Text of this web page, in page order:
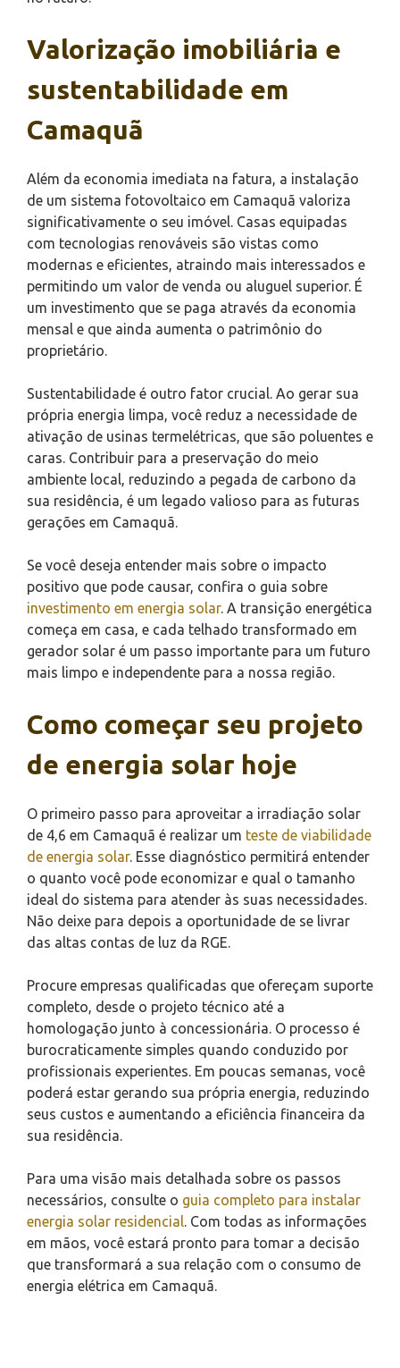
Valorização imobiliária e
sustentabilidade em
Camaquã
Além da economia imediata na fatura, a instalação
de um sistema fotovoltaico em Camaquã valoriza
significativamente o seu imóvel. Casas equipadas
com tecnologias renováveis são vistas como
modernas e eficientes, atraindo mais interessados e
permitindo um valor de venda ou aluguel superior. É
um investimento que se paga através da economia
mensal e que ainda aumenta o patrimônio do
proprietário.
Sustentabilidade é outro fator crucial. Ao gerar sua
própria energia limpa, você reduz a necessidade de
ativação de usinas termelétricas, que são poluentes e
caras. Contribuir para a preservação do meio
ambiente local, reduzindo a pegada de carbono da
sua residência, é um legado valioso para as futuras
gerações em Camaquã.
Se você deseja entender mais sobre o impacto
positivo que pode causar, confira o guia sobre
investimento em energia solar. A transição energética
começa em casa, e cada telhado transformado em
gerador solar é um passo importante para um futuro
mais limpo e independente para a nossa região.
Como começar seu projeto
de energia solar hoje
O primeiro passo para aproveitar a irradiação solar
de 4,6 em Camaquã é realizar um teste de viabilidade
de energia solar. Esse diagnóstico permitirá entender
o quanto você pode economizar e qual o tamanho
ideal do sistema para atender às suas necessidades.
Não deixe para depois a oportunidade de se livrar
das altas contas de luz da RGE.
Procure empresas qualificadas que ofereçam suporte
completo, desde o projeto técnico até a
homologação junto à concessionária. O processo é
burocraticamente simples quando conduzido por
profissionais experientes. Em poucas semanas, você
poderá estar gerando sua própria energia, reduzindo
seus custos e aumentando a eficiência financeira da
sua residência.
Para uma visão mais detalhada sobre os passos
necessários, consulte o guia completo para instalar
energia solar residencial
. Com todas as informações
em mãos, você estará pronto para tomar a decisão
que transformará a sua relação com o consumo de
energia elétrica em Camaquã.